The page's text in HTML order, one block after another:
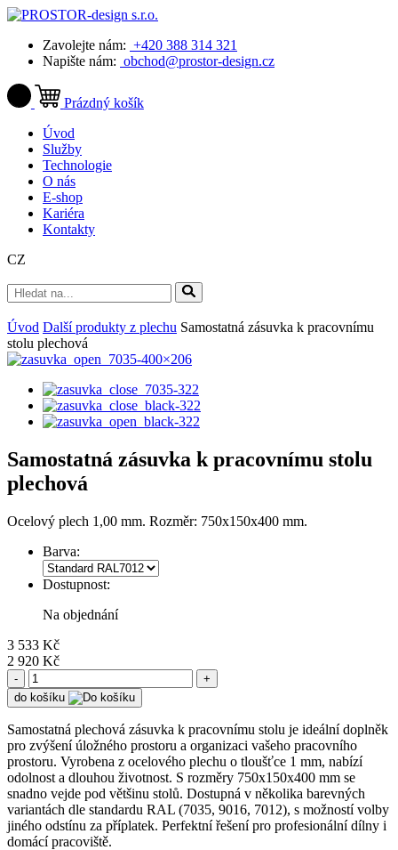
Zavolejte nám: +420 388 314 321
Napište nám: obchod@prostor-design.cz
Prázdný košík
Úvod
Služby
Technologie
O nás
E-shop
Kariéra
Kontakty
CZ
Úvod Další produkty z plechu Samostatná zásuvka k pracovnímu
stolu plechová
Samostatná zásuvka k pracovnímu stolu
plechová
Ocelový plech 1,00 mm. Rozměr: 750x150x400 mm.
Barva:
Dostupnost:
Na objednání
3 533 Kč
2 920 Kč
-
+
do košíku
Samostatná plechová zásuvka k pracovnímu stolu je ideální doplněk
pro zvýšení úložného prostoru a organizaci vašeho pracovního
prostoru. Vyrobena z ocelového plechu o tloušťce 1 mm, nabízí
odolnost a dlouhou životnost. S rozměry 750x150x400 mm se
snadno vejde pod většinu stolů. Dostupná v několika barevných
variantách dle standardu RAL (7035, 9016, 7012), s možností volby
jiného odstínu za příplatek. Perfektní řešení pro profesionální dílny i
domácí pracoviště.